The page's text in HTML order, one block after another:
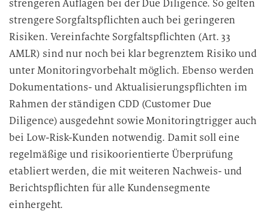
strengeren Auflagen bei der Due Diligence. So gelten
strengere Sorgfaltspflichten auch bei geringeren
Risiken. Vereinfachte Sorgfaltspflichten (Art. 33
AMLR) sind nur noch bei klar begrenztem Risiko und
unter Monitoringvorbehalt möglich. Ebenso werden
Dokumentations- und Aktualisierungspflichten im
Rahmen der ständigen CDD (Customer Due
Diligence) ausgedehnt sowie Monitoringtrigger auch
bei Low-Risk-Kunden notwendig. Damit soll eine
regelmäßige und risikoorientierte Überprüfung
etabliert werden, die mit weiteren Nachweis- und
Berichtspflichten für alle Kundensegmente
einhergeht.